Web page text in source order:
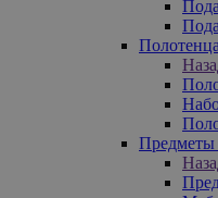
Полотенца
Предметы